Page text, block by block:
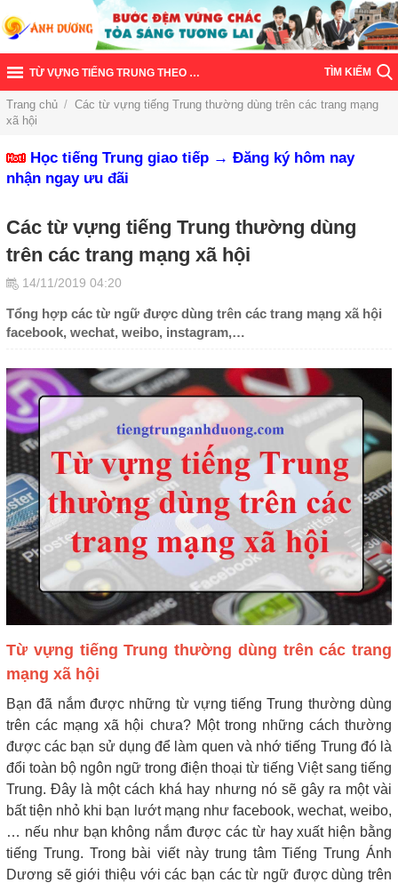
TỪ VỰNG TIẾNG TRUNG THEO CHỦ ĐỀ TÌM KIẾM
Trang chủ / Các từ vựng tiếng Trung thường dùng trên các trang mạng
xã hội
Học tiếng Trung giao tiếp → Đăng ký hôm nay
nhận ngay ưu đãi
Các từ vựng tiếng Trung thường dùng
trên các trang mạng xã hội
14/11/2019 04:20
Tổng hợp các từ ngữ được dùng trên các trang mạng xã hội
facebook, wechat, weibo, instagram,…
Từ vựng tiếng Trung thường dùng trên các trang
mạng xã hội
Bạn đã nắm được những từ vựng tiếng Trung thường dùng
trên các mạng xã hội chưa? Một trong những cách thường
được các bạn sử dụng để làm quen và nhớ tiếng Trung đó là
đổi toàn bộ ngôn ngữ trong điện thoại từ tiếng Việt sang tiếng
Trung. Đây là một cách khá hay nhưng nó sẽ gây ra một vài
bất tiện nhỏ khi bạn lướt mạng như facebook, wechat, weibo,
… nếu như bạn không nắm được các từ hay xuất hiện bằng
tiếng Trung. Trong bài viết này trung tâm Tiếng Trung Ánh
Dương sẽ giới thiệu với các bạn các từ ngữ được dùng trên